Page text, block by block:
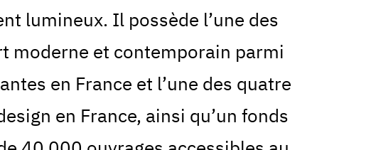
lumineux. Il possède l’une des
moderne et contemporain parmi
en France et l’une des quatre
en France, ainsi qu’un fonds